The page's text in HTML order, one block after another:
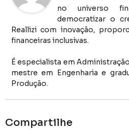
no universo
democratizar o
Reallizi com inovação,
financeiras inclusivas.
É especialista em
mestre em Engenharia e
Produção.
Compartilhe